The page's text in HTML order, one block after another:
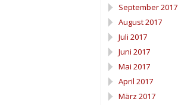
September 2017
August 2017
Juli 2017
Juni 2017
Mai 2017
April 2017
März 2017